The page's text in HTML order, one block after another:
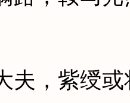
，紫绶或